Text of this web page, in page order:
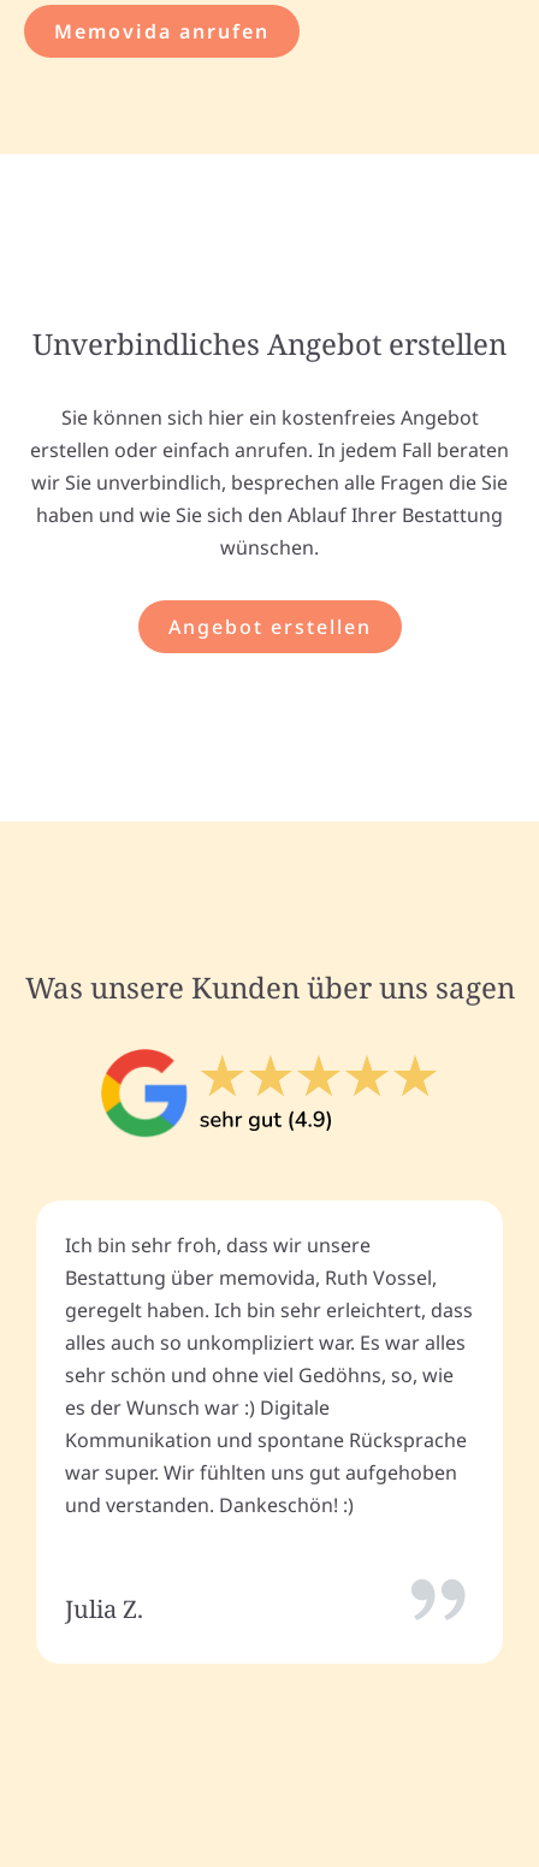
Memovida anrufen
Unverbindliches Angebot erstellen
Sie können sich hier ein kostenfreies Angebot
erstellen oder einfach anrufen. In jedem Fall beraten
wir Sie unverbindlich, besprechen alle Fragen die Sie
haben und wie Sie sich den Ablauf Ihrer Bestattung
wünschen.
Angebot erstellen
Was unsere Kunden über uns sagen
Ich bin sehr froh, dass wir unsere
Bestattung über memovida, Ruth Vossel,
geregelt haben. Ich bin sehr erleichtert, dass
alles auch so unkompliziert war. Es war alles
sehr schön und ohne viel Gedöhns, so, wie
es der Wunsch war :) Digitale
Kommunikation und spontane Rücksprache
war super. Wir fühlten uns gut aufgehoben
und verstanden. Dankeschön! :)
Julia Z.